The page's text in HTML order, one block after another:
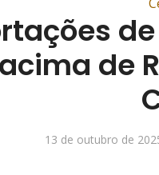
de
13 de outubro de